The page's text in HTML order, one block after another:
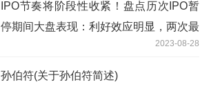
IPO节奏将阶段性收紧！盘点历次IPO暂
停期间大盘表现：利好效应明显，两次最
2023-08-28
孙伯符(关于孙伯符简述)